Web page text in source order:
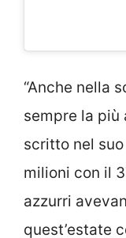
“Anche nella
sempre la più
scritto nel
milioni con il
azzurri
quest’estate